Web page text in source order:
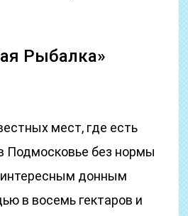
Рыбалка»
мест, где есть
Подмосковье без нормы
донным
в восемь гектаров и